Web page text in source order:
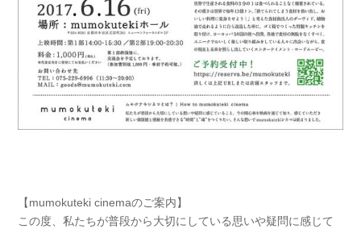
【mumokuteki cinemaのご案内】
この度、私たちが普段から大切にしている思いや疑問に感じて